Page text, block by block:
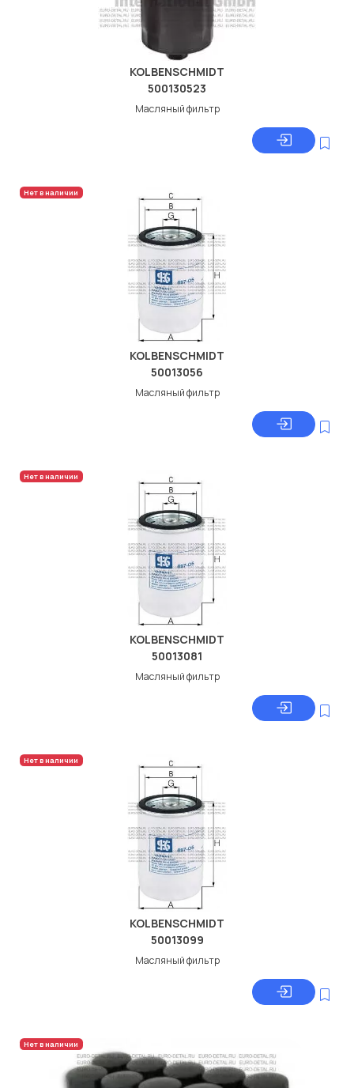
KOLBENSCHMIDT
500130523
Масляный фильтр
Нет в наличии
KOLBENSCHMIDT
50013056
Масляный фильтр
Нет в наличии
KOLBENSCHMIDT
50013081
Масляный фильтр
Нет в наличии
KOLBENSCHMIDT
50013099
Масляный фильтр
Нет в наличии